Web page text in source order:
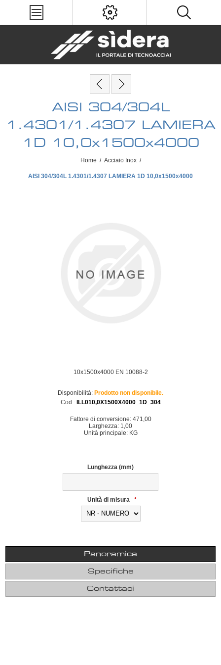
AISI 304/304L
1.4301/1.4307 LAMIERA
1D 10,0x1500x4000
Home / Acciaio Inox /
AISI 304/304L 1.4301/1.4307 LAMIERA 1D 10,0x1500x4000
10x1500x4000 EN 10088-2
Disponibilità: Prodotto non disponibile.
Cod.:
ILL010,0X1500X4000_1D_304
Fattore di conversione: 471,00
Larghezza: 1,00
Unità principale: KG
Lunghezza (mm)
Unità di misura *
Panoramica
Specifiche
Contattaci